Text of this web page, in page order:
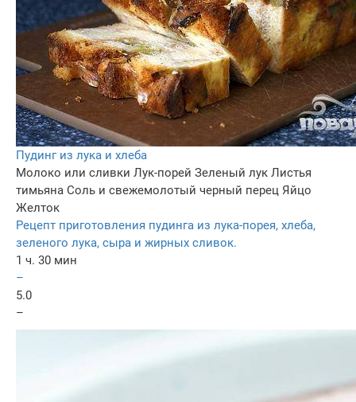
Пудинг из лука и хлеба
Молоко или сливки Лук-порей Зеленый лук Листья
тимьяна Соль и cвежемолотый черный перец Яйцо
Желток
Рецепт приготовления пудинга из лука-порея, хлеба,
зеленого лука, сыра и жирных сливок.
1 ч. 30 мин
–
5.0
–